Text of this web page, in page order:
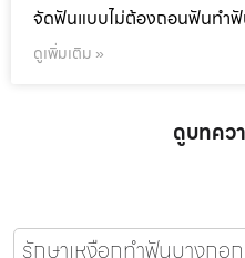
จัดฟันแบบไม่ต้องถอนฟันทำ
ดูเพิ่มเติม »
ดูบทคว
รักษาเหงือกทำฟันบางก